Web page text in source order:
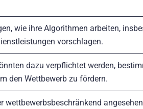
wie ihre Algorithmen arbeiten,
vorschlagen.
dazu verpflichtet werden,
den Wettbewerb zu fördern.
wettbewerbsbeschränkend